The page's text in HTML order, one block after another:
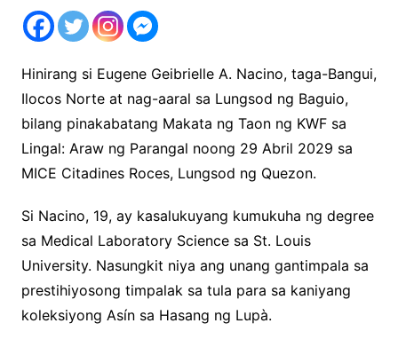
Hinirang si Eugene Geibrielle A. Nacino, taga-Bangui,
Ilocos Norte at nag-aaral sa Lungsod ng Baguio,
bilang pinakabatang Makata ng Taon ng KWF sa
Lingal: Araw ng Parangal noong 29 Abril 2029 sa
MICE Citadines Roces, Lungsod ng Quezon.
Si Nacino, 19, ay kasalukuyang kumukuha ng degree
sa Medical Laboratory Science sa St. Louis
University. Nasungkit niya ang unang gantimpala sa
prestihiyosong timpalak sa tula para sa kaniyang
koleksiyong Asín sa Hasang ng Lupà.